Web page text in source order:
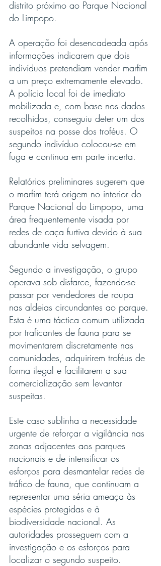
distrito próximo ao Parque Nacional
do Limpopo.
A operação foi desencadeada após
informações indicarem que dois
indivíduos pretendiam vender marfim
a um preço extremamente elevado.
A polícia local foi de imediato
mobilizada e, com base nos dados
recolhidos, conseguiu deter um dos
suspeitos na posse dos troféus. O
segundo indivíduo colocou-se em
fuga e continua em parte incerta.
Relatórios preliminares sugerem que
o marfim terá origem no interior do
Parque Nacional do Limpopo, uma
área frequentemente visada por
redes de caça furtiva devido à sua
abundante vida selvagem.
Segundo a investigação, o grupo
operava sob disfarce, fazendo-se
passar por vendedores de roupa
nas aldeias circundantes ao parque.
Esta é uma táctica comum utilizada
por traficantes de fauna para se
movimentarem discretamente nas
comunidades, adquirirem troféus de
forma ilegal e facilitarem a sua
comercialização sem levantar
suspeitas.
Este caso sublinha a necessidade
urgente de reforçar a vigilância nas
zonas adjacentes aos parques
nacionais e de intensificar os
esforços para desmantelar redes de
tráfico de fauna, que continuam a
representar uma séria ameaça às
espécies protegidas e à
biodiversidade nacional. As
autoridades prosseguem com a
investigação e os esforços para
localizar o segundo suspeito.